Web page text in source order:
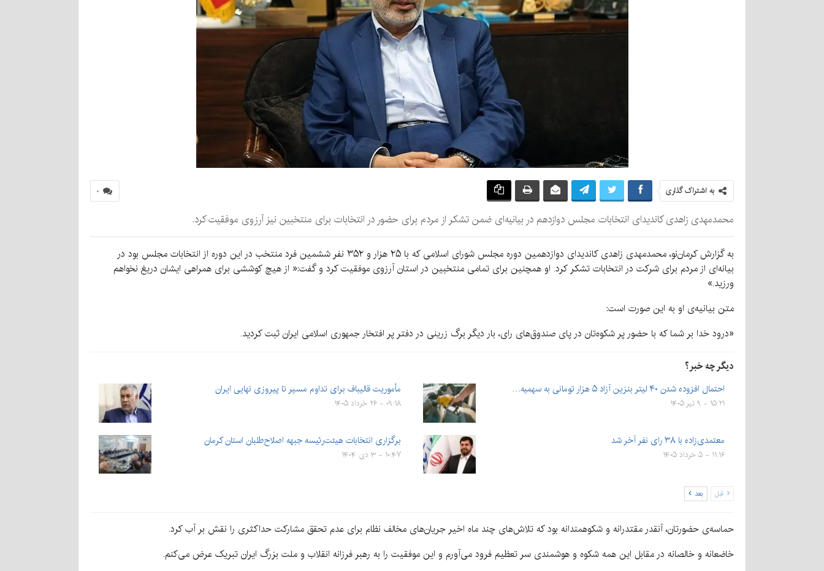
۰ به اشتراک گذاری
محمدمهدی زاهدی کاندیدای انتخابات مجلس دوازدهم در بیانیه‌ای ضمن تشکر از مردم برای حضور در انتخابات برای منتخبین نیز آرزوی موفقیت کرد.
به گزارش کرمان‌نو، محمدمهدی زاهدی کاندیدای دوازدهمین دوره مجلس شورای اسلامی که با ۲۵ هزار و ۳۵۲ نفر ششمین فرد منتخب در این دوره از انتخابات مجلس بود در
بیانه‌ای از مردم برای شرکت در انتخابات تشکر کرد. او همچنین برای تمامی منتخبین در استان آرزوی موفقیت کرد و گفت:« از هیچ کوششی برای همراهی ایشان دریغ نخواهم
ورزید.»
متن بیانیه‌ی او به این صورت است:
«درود خدا بر شما که با حضور پر شکوه‌تان در پای صندوق‌های رای، بار دیگر برگ زرینی در دفتر پر افتخار جمهوری اسلامی ایران ثبت کردید.
دیگر چه خبر؟
احتمال افزوده شدن ۴۰ لیتر بنزین آزاد ۵ هزار تومانی به سهمیه…
۱۵:۲۱ - ۹ تیر ۱۴۰۵
مأموریت قالیباف برای تداوم مسیر تا پیروزی نهایی ایران
۰۹:۱۸ - ۲۶ خرداد ۱۴۰۵
معتمدی‌زاده با ۳۸ رای نفر آخر شد
۱۱:۱۶ - ۵ خرداد ۱۴۰۵
برگزاری انتخابات هیئت‌رئیسه جبهه اصلاح‌طلبان استان کرمان
۱۰:۴۷ - ۳ دی ۱۴۰۴
قبل بعد
حماسه‌ی حضورتان، آنقدر مقتدرانه و شکوهمندانه بود که تلاش‌های چند ماه‌ اخیر جریان‌های مخالف نظام برای عدم تحقق مشارکت حداکثری را نقش بر آب کرد.
خاضعانه و خالصانه در مقابل این همه شکوه و هوشمندی سر تعظیم فرود می‌آورم و این موفقیت را به رهبر فرزانه انقلاب و ملت بزرگ ایران تبریک عرض می‌کنم.